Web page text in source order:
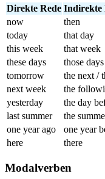
Direkte Rede Indirekte
now
then
today
that day
this week
that week
these days
those days
tomorrow
the next /
next week
the
yesterday
the day
last summer
the
one year ago
one year
here
there
Modalverben